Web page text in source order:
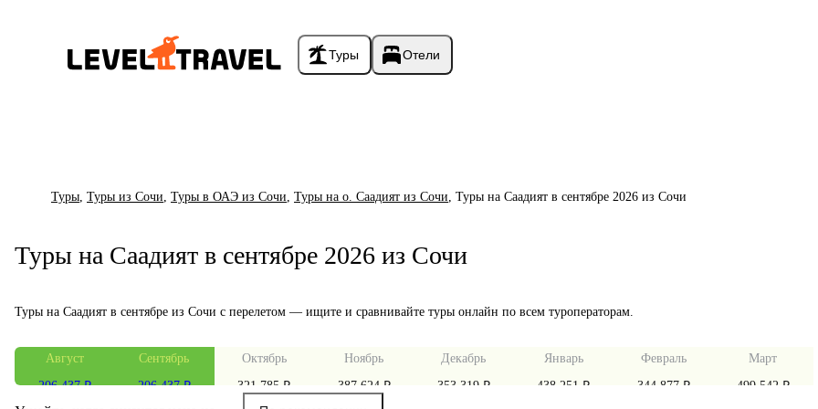
Туры Отели
Туры Туры из Сочи Туры в ОАЭ из Сочи Туры на о. Саадият из Сочи Туры на Саадият в сентябре 2026 из Сочи
Туры на Саадият в сентябре 2026 из Сочи
Туры на Саадият в сентябре из Сочи с перелетом — ищите и сравнивайте туры онлайн по всем туроператорам.
Август
206 437 ₽
Сентябрь
206 437 ₽
Октябрь
321 785 ₽
Ноябрь
387 624 ₽
Декабрь
353 319 ₽
Январь
438 251 ₽
Февраль
344 877 ₽
Март
499 542 ₽